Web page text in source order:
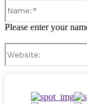
Please enter your